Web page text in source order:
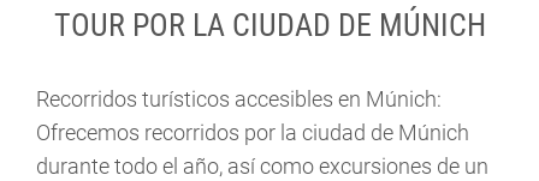
TOUR POR LA CIUDAD DE MÚNICH
Recorridos turísticos accesibles en Múnich:
Ofrecemos recorridos por la ciudad de Múnich
durante todo el año, así como excursiones de un